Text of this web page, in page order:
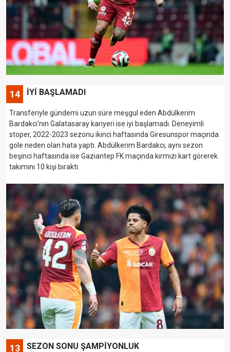
14 İYİ BAŞLAMADI
Transferiyle gündemi uzun süre meşgul eden Abdülkerim
Bardakcı'nın Galatasaray kariyeri ise iyi başlamadı. Deneyimli
stoper, 2022-2023 sezonu ikinci haftasında Giresunspor maçında
gole neden olan hata yaptı. Abdülkerim Bardakcı, aynı sezon
beşinci haftasında ise Gaziantep FK maçında kırmızı kart görerek
takımını 10 kişi bıraktı.
13 SEZON SONU ŞAMPİYONLUK